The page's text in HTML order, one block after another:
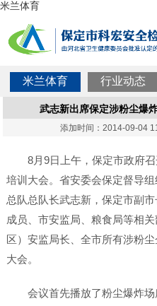
米兰体育
米兰体育 行业动态
武志新出席保定涉粉尘爆
添加时间：2014-09-04
8月9日上午，保定市政府
培训大会。省安委会保定督导
总队总队长武志新，保定市副
成员、市安监局、粮食局等相
区）安监局长、全市所有涉粉
大会。
会议首先播放了粉尘爆炸